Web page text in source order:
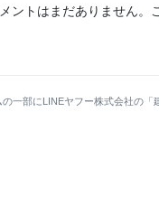
ントはまだありません。
一部にLINEヤフー株式会社の